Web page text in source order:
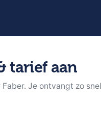
tarief aan
Je ontvangt zo